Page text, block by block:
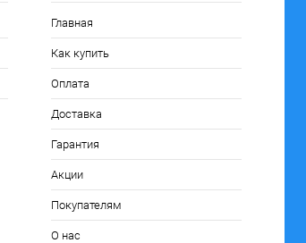
Главная
Как купить
Оплата
Доставка
Гарантия
Акции
Покупателям
О нас